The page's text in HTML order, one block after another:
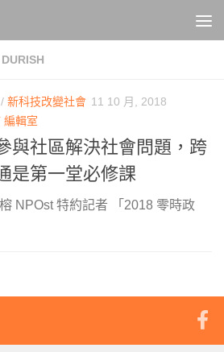
/ 新科技改變社會 11 10 月, 2018
編輯室
與社區解決社會問題，跨
是第一堂必修課
NPOst 特約記者 「2018 零時政